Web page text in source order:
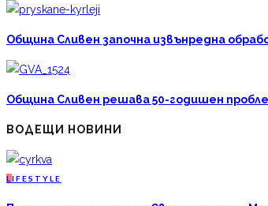
Община Сливен започна извънредна
Община Сливен решава 50-годишен
ВОДЕЩИ НОВИНИ
L IFESTYLE